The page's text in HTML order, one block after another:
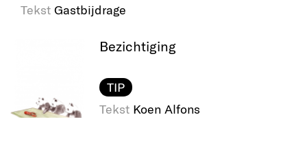
Tekst Gastbijdrage
Bezichtiging
TIP
Tekst Koen Alfons